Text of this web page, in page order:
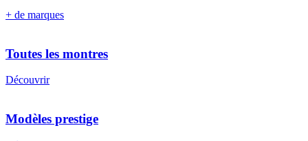
+ de marques
Toutes les montres
Découvrir
Modèles prestige